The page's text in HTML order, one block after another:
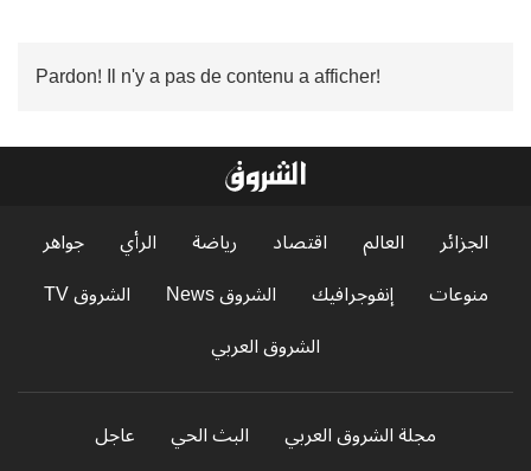
Pardon! Il n'y a pas de contenu a afficher!
الجزائر العالم اقتصاد رياضة الرأي
جواهر
منوعات
إنفوجرافيك الشروق News
الشروق TV
الشروق العربي
مجلة الشروق العربي البث الحي
عاجل